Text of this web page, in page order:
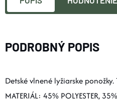
PODROBNÝ POPIS
Detské vlnené lyžiarske
MATERIÁL: 45% POLYESTER,